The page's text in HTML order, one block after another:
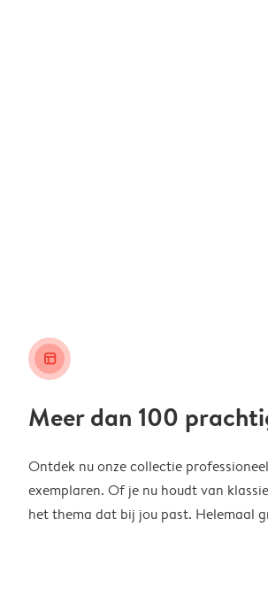
layout_alt
Meer dan 100
Ontdek nu onze collectie
exemplaren. Of je nu houdt van
het thema dat bij jou past. Helemaal